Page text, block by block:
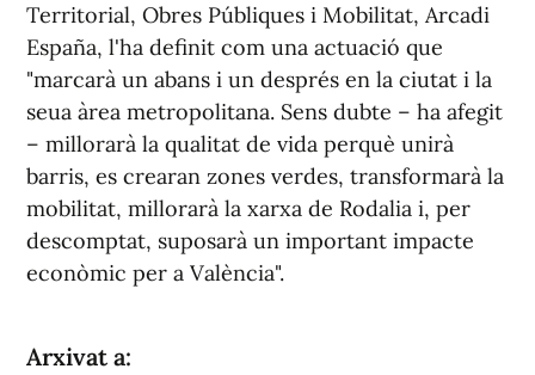
Territorial, Obres Públiques i Mobilitat, Arcadi
España, l'ha definit com una actuació que
"marcarà un abans i un després en la ciutat i la
seua àrea metropolitana. Sens dubte – ha afegit
– millorarà la qualitat de vida perquè unirà
barris, es crearan zones verdes, transformarà la
mobilitat, millorarà la xarxa de Rodalia i, per
descomptat, suposarà un important impacte
econòmic per a València".
Arxivat a: